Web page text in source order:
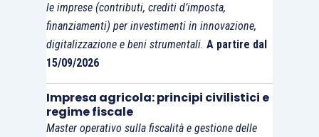
le imprese (contributi, crediti d’imposta,
finanziamenti) per investimenti in innovazione,
digitalizzazione e beni strumentali. A partire dal
15/09/2026
Impresa agricola: principi civilistici e
regime fiscale
Master operativo sulla fiscalità e gestione delle